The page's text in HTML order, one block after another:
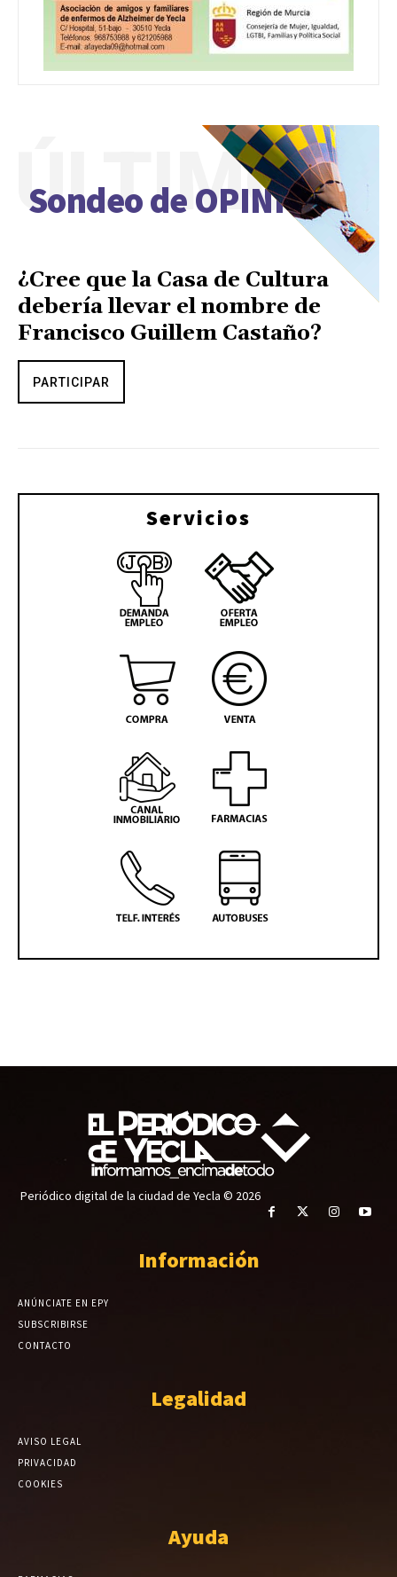
Sondeo de OPINIÓN
ÚLTIMO
¿Cree que la Casa de Cultura
debería llevar el nombre de
Francisco Guillem Castaño?
PARTICIPAR
Servicios
Periódico digital de la ciudad de Yecla © 2026
Información
ANÚNCIATE EN EPY
SUBSCRIBIRSE
CONTACTO
Legalidad
AVISO LEGAL
PRIVACIDAD
COOKIES
Ayuda